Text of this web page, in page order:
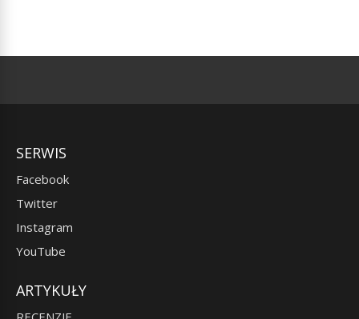
SERWIS
Facebook
Twitter
Instagram
YouTube
ARTYKUŁY